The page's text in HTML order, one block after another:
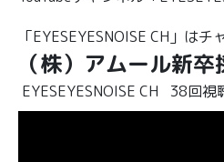
「EYESEYESNOISE CH」は
（株）アムール新
EYESEYESNOISE CH 38回視